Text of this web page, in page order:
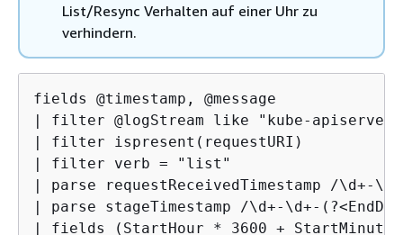
List/Resync Verhalten auf einer Uhr zu
verhindern.
fields @timestamp, @message
| filter @logStream like "kube-
| filter ispresent(requestURI)
| filter verb = "list"
| parse requestReceivedTimestamp /\d+-
| parse stageTimestamp /\d+-\d+-
| fields (StartHour * 3600 + StartMinute *